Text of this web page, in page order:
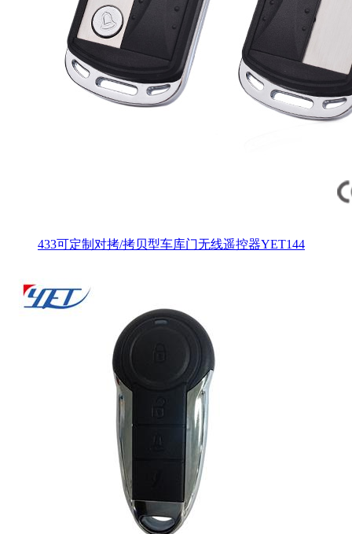
433可定制对拷/拷贝型车库门无线遥控器YET144